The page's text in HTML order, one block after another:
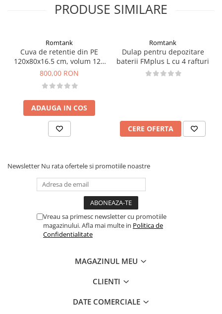
PRODUSE SIMILARE
Romtank
Cuva de retentie din PE
120x80x16.5 cm, volum 120
l
800,00 RON
ADAUGA IN COS
Romtank
Dulap pentru depozitare
baterii FMplus L cu 4 rafturi
CERE OFERTA
Newsletter Nu rata ofertele si promotiile noastre
Vreau sa primesc newsletter cu promotiile
magazinului. Afla mai multe in Politica de
Confidentialitate
MAGAZINUL MEU
CLIENTI
DATE COMERCIALE